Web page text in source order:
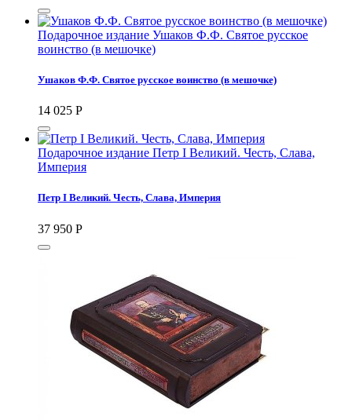
Подарочное издание Ушаков Ф.Ф. Святое русское
воинство (в мешочке)
Ушаков Ф.Ф. Святое русское воинство (в мешочке)
14 025 Р
Подарочное издание Петр I Великий. Честь, Слава,
Империя
Петр I Великий. Честь, Слава, Империя
37 950 Р